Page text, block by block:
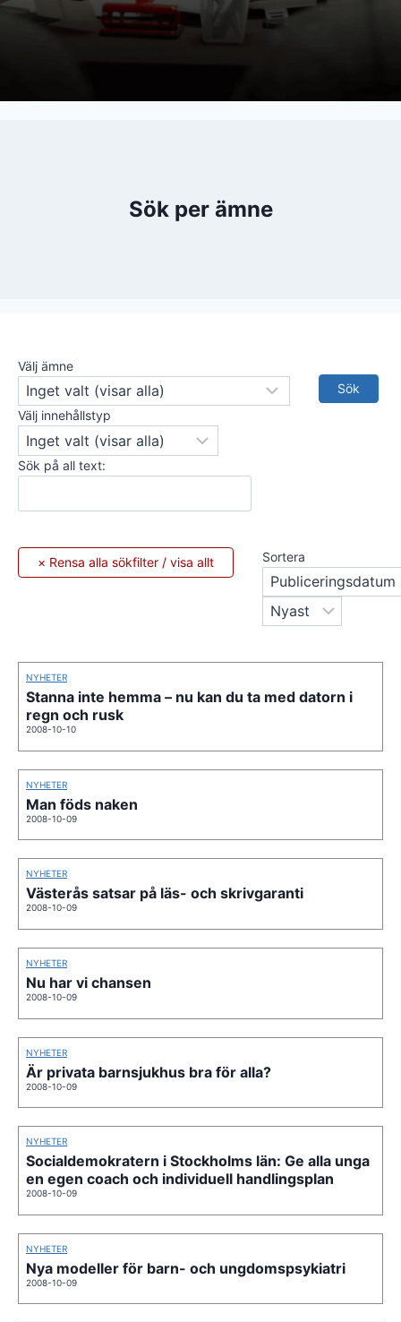
Sök per ämne
Välj ämne
Välj innehållstyp
Sök på all text:
Sortera
NYHETER
Stanna inte hemma – nu kan du ta med datorn i
regn och rusk
2008-10-10
NYHETER
Man föds naken
2008-10-09
NYHETER
Västerås satsar på läs- och skrivgaranti
2008-10-09
NYHETER
Nu har vi chansen
2008-10-09
NYHETER
Är privata barnsjukhus bra för alla?
2008-10-09
NYHETER
Socialdemokratern i Stockholms län: Ge alla unga
en egen coach och individuell handlingsplan
2008-10-09
NYHETER
Nya modeller för barn- och ungdomspsykiatri
2008-10-09